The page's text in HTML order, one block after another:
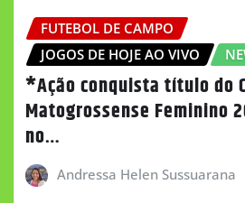
FUTEBOL DE CAMPO
JOGOS DE HOJE AO VIVO
*Ação conquista título do
Matogrossense Feminino
no…
Andressa Helen Sussuarana